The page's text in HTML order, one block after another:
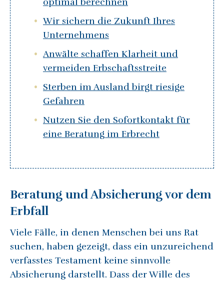
Wir sichern die Zukunft Ihres
Unternehmens
Anwälte schaffen Klarheit und
vermeiden Erbschaftsstreite
Sterben im Ausland birgt riesige
Gefahren
Nutzen Sie den Sofortkontakt für
eine Beratung im Erbrecht
Beratung und Absicherung vor dem
Erbfall
Viele Fälle, in denen Menschen bei uns Rat
suchen, haben gezeigt, dass ein unzureichend
verfasstes Testament keine sinnvolle
Absicherung darstellt. Dass der Wille des